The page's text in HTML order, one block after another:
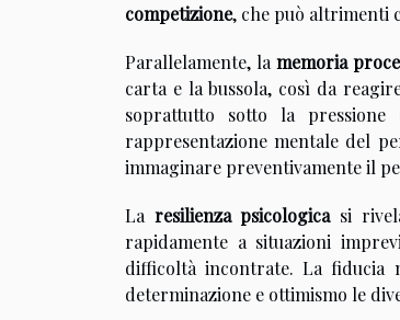
competizione, che può altrimenti
Parallelamente, la memoria
carta e la bussola, così da
soprattutto sotto la
rappresentazione mentale del
immaginare preventivamente il
La resilienza psicologicasi
rapidamente a situazioni
difficoltà incontrate. La fiducia
determinazione e ottimismo le